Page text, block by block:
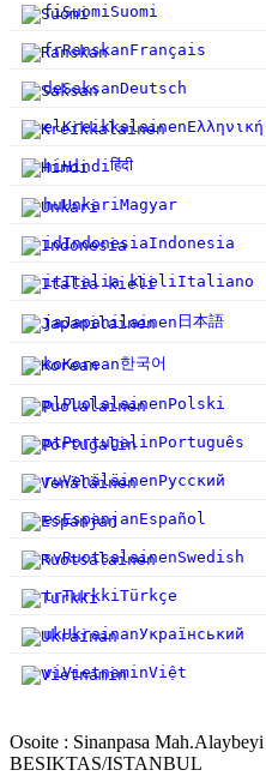
fiSuomiSuomi
frRanskanFrançais
deSaksanDeutsch
elKreikkalainenΕλληνική
hiHindiहिंदी
huUnkariMagyar
idIndonesiaIndonesia
itItalia kieliItaliano
jaJapanilainen 日本語
koKorean한국어
plPuolalainenPolski
ptPortugalinPortuguês
ruVenäläinenРусский
esEspanjanEspañol
svRuotsalainenSwedish
trTurkkiTürkçe
ukUkrainanУкраїнський
viVietnaminViệt
Osoite : Sinanpasa
BESIKTAS/ISTANBUL